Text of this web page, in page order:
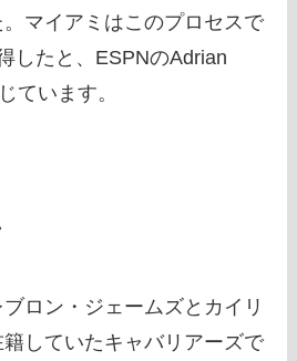
マイアミはこのプロセスで
したと、ESPNのAdrian
ています。
ロン・ジェームズとカイリ
していたキャバリアーズで